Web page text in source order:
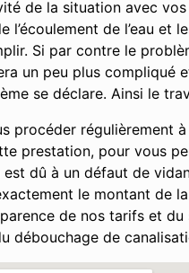
de la situation avec
l’écoulement de l’eau
Si par contre le
un peu plus compliqué
se déclare. Ainsi le
procéder régulièrement
prestation, pour vous
dû à un défaut de
le montant de
de nos tarifs et
débouchage de